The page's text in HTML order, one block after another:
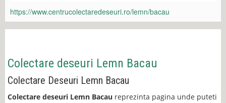
https://www.centrucolectaredeseuri.ro/lemn/bacau
Colectare deseuri Lemn Bacau
Colectare Deseuri Lemn Bacau
Colectare deseuri Lemn Bacau reprezinta pagina unde puteti